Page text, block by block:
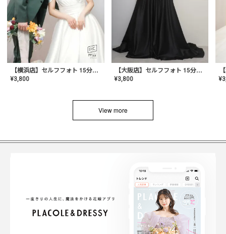
【横浜店】セルフフォト 15分撮り放題プラン
¥3,800
【大阪店】セルフフォト 15分撮り放題プラン
¥3,800 ¥
View more